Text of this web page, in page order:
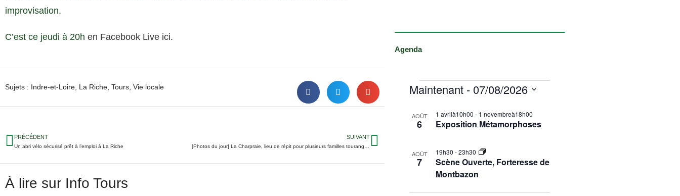
improvisation.
C’est ce jeudi à 20h en Facebook Live ici.
Sujets : Indre-et-Loire La Riche Tours Vie locale
PRÉCÉDENT
Un abri vélo sécurisé prêt à l’emploi à La Riche
SUIVANT
À lire sur Info Tours
Agenda
Maintenant - 07/08/2026
é
c
o
L
t
AOÛT
6 Exposition Métamorphoses
1 avrilà10h00 - 1 novembreà18h00
AOÛT
7
Scène Ouverte, Forteresse de
Montbazon
19h30-23h30